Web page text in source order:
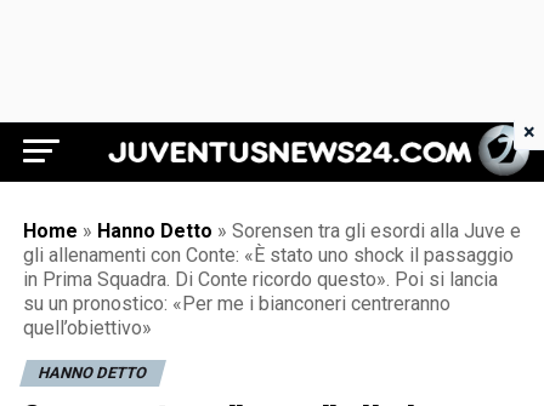
Juventus News 24
Home » Hanno Detto » Sorensen tra gli esordi alla Juve e
gli allenamenti con Conte: «È stato uno shock il passaggio
in Prima Squadra. Di Conte ricordo questo». Poi si lancia
su un pronostico: «Per me i bianconeri centreranno
quell’obiettivo»
HANNO DETTO
×